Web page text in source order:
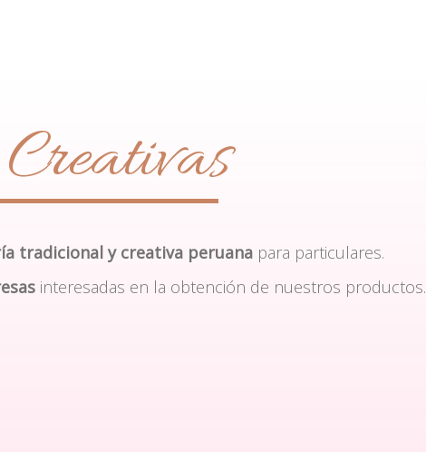
tradicional y creativa peruana para particulares.
interesadas en la obtención de nuestros productos.